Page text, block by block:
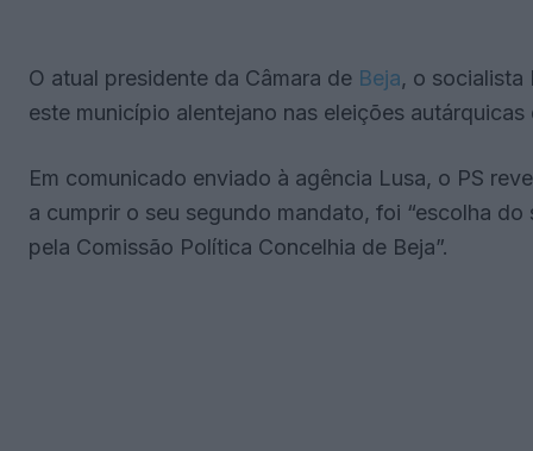
O atual presidente da Câmara de Beja, o socialista
este município alentejano nas eleições
Em comunicado enviado à agência Lusa, o PS
a cumprir o seu segundo mandato, foi “escolha
pela Comissão Política Concelhia de Beja”.